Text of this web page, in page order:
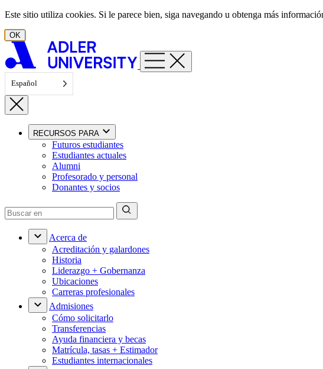
Ir al contenido
Este sitio utiliza cookies. Si le parece bien, siga navegando u obtenga más
OK
Español
RECURSOS PARA
Futuros estudiantes
Estudiantes actuales
Alumni
Profesorado y personal
Donantes y socios
Acerca de
Acreditación y galardones
Historia
Liderazgo + Gobernanza
Ubicaciones
Carreras profesionales
Admisiones
Cómo solicitarlo
Transferencias
Ayuda financiera y becas
Matrícula, tasas + Estimador
Estudiantes internacionales